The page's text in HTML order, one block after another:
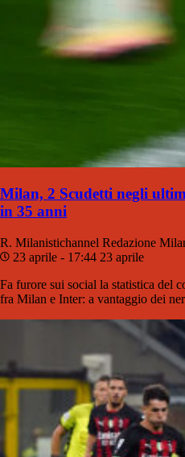
Milan, 2 Scudetti negli
in 35 anni
R. Milanistichannel Redazione
23 aprile - 17:44 23 aprile
Fa furore sui social la statistica del
fra Milan e Inter: a vantaggio dei